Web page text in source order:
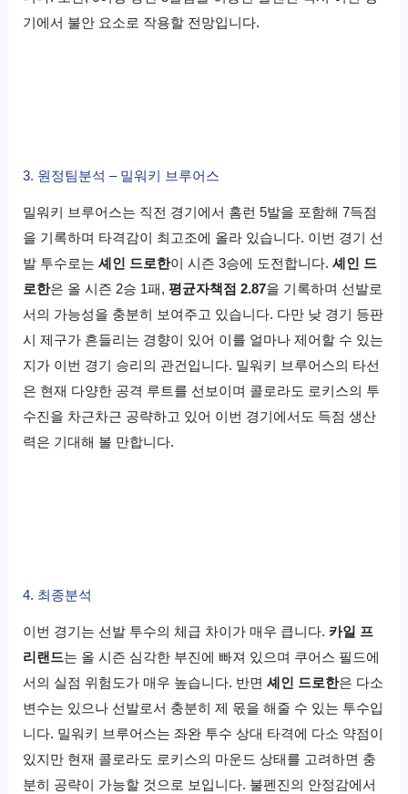
기에서 불안 요소로 작용할 전망입니다.
3. 원정팀분석 – 밀워키 브루어스
밀워키 브루어스는 직전 경기에서 홈런 5발을 포함해 7득점
을 기록하며 타격감이 최고조에 올라 있습니다. 이번 경기 선
발 투수로는셰인 드로한이 시즌 3승에 도전합니다.셰인 드
로한은 올 시즌 2승 1패,평균자책점 2.87을 기록하며 선발로
서의 가능성을 충분히 보여주고 있습니다. 다만 낮 경기 등판
시 제구가 흔들리는 경향이 있어 이를 얼마나 제어할 수 있는
지가 이번 경기 승리의 관건입니다. 밀워키 브루어스의 타선
은 현재 다양한 공격 루트를 선보이며 콜로라도 로키스의 투
수진을 차근차근 공략하고 있어 이번 경기에서도 득점 생산
력은 기대해 볼 만합니다.
4. 최종분석
이번 경기는 선발 투수의 체급 차이가 매우 큽니다. 카일 프
리랜드는 올 시즌 심각한 부진에 빠져 있으며 쿠어스 필드에
서의 실점 위험도가 매우 높습니다. 반면셰인 드로한은 다소
변수는 있으나 선발로서 충분히 제 몫을 해줄 수 있는 투수입
니다. 밀워키 브루어스는 좌완 투수 상대 타격에 다소 약점이
있지만 현재 콜로라도 로키스의 마운드 상태를 고려하면 충
분히 공략이 가능할 것으로 보입니다. 불펜진의 안정감에서